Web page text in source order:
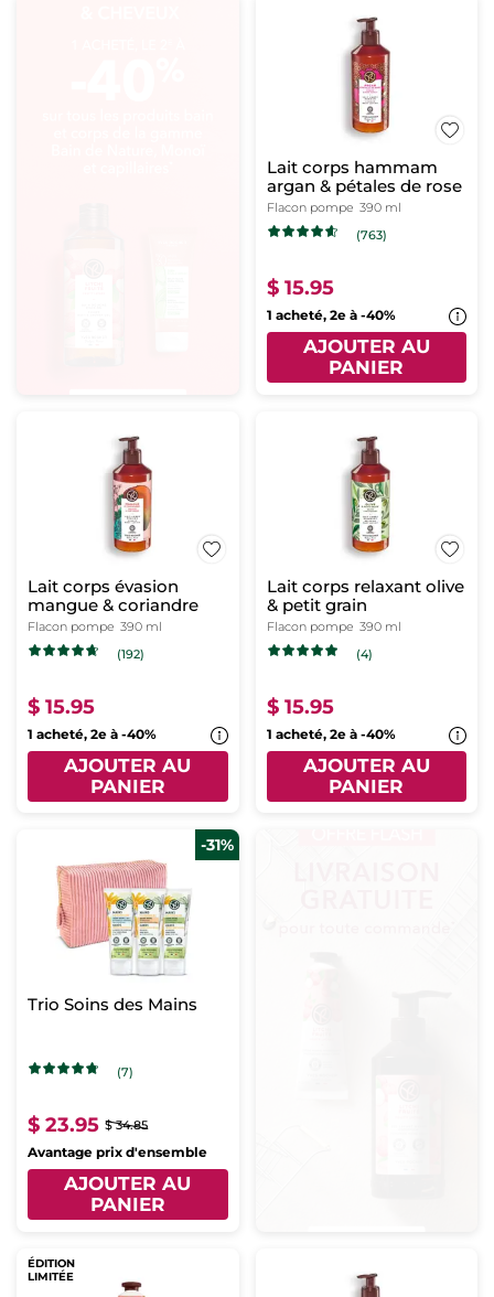
Lait corps hammam
argan & pétales de rose
Flacon pompe 390 ml
(763)
$ 15.95
1 acheté, 2e à -40%
AJOUTER AU
PANIER
Lait corps évasion
mangue & coriandre
Flacon pompe 390 ml
(192)
$ 15.95
1 acheté, 2e à -40%
AJOUTER AU
PANIER
Lait corps relaxant olive
& petit grain
Flacon pompe 390 ml
(4)
$ 15.95
1 acheté, 2e à -40%
AJOUTER AU
PANIER
-31%
Trio Soins des Mains
(7)
$ 23.95 $ 34.85
Avantage prix d'ensemble
AJOUTER AU
PANIER
ÉDITION
LIMITÉE